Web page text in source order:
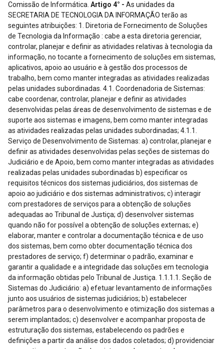
Comissão de Informática. Artigo 4° - As unidades da SECRETARIA DE TECNOLOGIA DA INFORMAÇÃO terão as seguintes atribuições: 1. Diretoria de Fornecimento de Soluções de Tecnologia da Informação : cabe a esta diretoria gerenciar, controlar, planejar e definir as atividades relativas à tecnologia da informação, no tocante a fornecimento de soluções em sistemas, aplicativos, apoio ao usuário e à gestão dos processos de trabalho, bem como manter integradas as atividades realizadas pelas unidades subordinadas. 4.1. Coordenadoria de Sistemas: cabe coordenar, controlar, planejar e definir as atividades desenvolvidas pelas áreas de desenvolvimento de sistemas e de suporte aos sistemas e imagens, bem como manter integradas as atividades realizadas pelas unidades subordinadas; 4.1.1. Serviço de Desenvolvimento de Sistemas: a) controlar, planejar e definir as atividades desenvolvidas pelas seções de sistemas do Judiciário e de Apoio, bem como manter integradas as atividades realizadas pelas unidades subordinadas b) especificar os requisitos técnicos dos sistemas judiciários, dos sistemas de apoio ao judiciário e dos sistemas administrativos; c) interagir com prestadores de serviços para a obtenção de soluções adequadas ao Tribunal de Justiça; d) desenvolver sistemas quando não for possível a obtenção de soluções externas; e) elaborar, manter e controlar a documentação técnica e de uso dos sistemas, bem como obter documentação técnica dos prestadores de serviço; f) determinar o padrão, examinar e garantir a qualidade e a integridade das soluções em tecnologia da informação obtidas pelo Tribunal de Justiça. 1.1.1.1. Seção de Sistemas do Judiciário: a) efetuar levantamento de informações junto aos usuários de sistemas judiciários; b) estabelecer parâmetros para o desenvolvimento e otimização dos sistemas a serem implantados; c) desenvolver e acompanhar proposta de estruturação dos sistemas, estabelecendo os padrões e definições a partir da análise dos dados coletados; d) providenciar e garantir a manutenção dos sistemas decorrentes de modificações legais, incorporação de novas funcionalidades ou adoção de recursos tecnológicos inovadores; e) observar e acompanhar as condições e prazos estabelecidos para a execução dos trabalhos; f) analisar mudanças e melhorias nos softwares fornecidos pelos prestadores de serviços/fabricantes e determinar seu impacto nos sistemas de produção existentes; g) participar de estudo de viabilidade, definição de objetos e especificações de plano de desenvolvimento, operação, manutenção, eficiência e racionalização de sistemas. 1.1.1.2. Seção de Sistemas de Apoio: a) efetuar levantamento de informações junto aos usuários de sistemas de apoio administrativo e financeiro; b) executar as atividades descritas no item 1.1.1.1, alíneas b a f; 1.1.2. Serviço de Suporte aos Sistemas e Imagens: cabe controlar, planejar e definir as atividades desenvolvidas pelas seções de suporte aos sistemas e imagens, bem como manter integradas as atividades realizadas pelas unidades subordinadas; 1.1.2.1. Seção de Suporte aos Sistemas: a) estabelecer regras de segurança e integridade para os sistemas; b) executar rotinas operacionais no âmbito do Tribunal de Justiça; c) definir normas e padrões tecnológicos para a especificação, implementação, homologação, integração, bem como a manutenção, operação e aquisição de sistemas informatizados; d) fornecer apoio tecnológico para todas as unidades do Tribunal de Justiça; e) elaborar manuais de utilização e operação dos sistemas em desenvolvimento; f) especificar e/ou elaborar o conteúdo de cursos e realizar diretamente ou através de terceiros, treinamentos em sistemas corporativos, softwares e hardwares, em conjunto com a Secretaria de Recursos Humanos, Diretoria de desenvolvimento de recursos humanos, coordenadoria de capacitação e banco de talentos; g) acompanhar, orientar e assessorar as unidades do Tribunal de Justiça na efetiva implantação de normas e padrões técnicos definidos pela Secretaria; h) definir, implementar e atualizar a política de segurança da informação no âmbito de sua atuação; i) realizar auditorias periódicas de segurança da informação no âmbito de sua atuação. 1.1.2.2. Seção de Imagens e Microfilmes: a) definir atividades operacionais relacionadas à digitalização, armazenamento, recuperação e de documentos, estabelecendo padrões e normas; b) definir a centralização ou descentralização de operações típicas de digitalização em conjunto com as áreas envolvidas; c) controlar e manter os acervos digitalizados e microfilmados; d) definir, implementar e atualizar a política de segurança da informação no âmbito de sua atuação; e) realizar auditorias periódicas de segurança da informação no âmbito de sua atuação. 1.2. Coordenadoria de Apoio Operacional: a) coordenar, controlar, planejar e definir as atividades desenvolvidas pelas áreas de suporte a rede e de apoio ao usuário, bem como manter integradas as atividades realizadas pelas unidades subordinadas; b) implantar e manter o sistema de atendimento ao usuário nos termos das propostas de melhoria do projeto de modernização do Tribunal. 1.2.1. Serviço de Suporte a Rede: a) administrar o "ambiente Internet" do Tribunal de Justiça, oferecendo acesso às informações, dentro dos padrões de qualidade, confiabilidade, segurança e integridade; b) administrar o "ambiente Intranet" do Tribunal de Justiça, oferecendo condições técnicas para a obtenção de informações e serviços relevantes; c) definir, implementar e atualizar a política de segurança da informação, no âmbito de sua atuação; d) administrar a infra-estrutura de rede local e de longa distância do Tribunal de Justiça; e) realizar auditorias periódicas de segurança da informação no âmbito de sua atuação; f) gerenciar todas as atividades relacionadas à conectividade: Redes Locais, Distribuídas e Comunicação de Dados via "Internet", "Intranet", Telecomunicações, Teleprocessamento, bem como o gerenciamento dos "servidores centrais - equipamentos" e ambientes operacionais; g) gerenciar o desenvolvimento dos projetos de rede, bem como administrar, instalar e configurar redes, tanto na parte lógica (softwares de rede) quanto na parte física (placas, cabeamento e infra-estrutura); 1.2.2. Serviço de Apoio ao Usuário: a) controlar, planejar e definir as atividades desenvolvidas pelas seções de apoio aos usuários administrativos e judiciários 1ª e 2ª Instâncias, bem como manter integradas as atividades realizadas pelas unidades subordinadas; b) controlar o atendimento nos serviços de suporte ao usuário; c) fornecer suporte técnico aos usuários nas soluções tecnológicas oferecidas; d) manter mecanismos de atendimento para manutenção de equipamentos, distribuição e instalação de programas; e) dar suporte aos usuários nos serviços de teleprocessamento, "Internet", "Intranet", esclarecendo dúvidas e resolvendo problemas; f) realizar abertura de chamadas técnicas dos usuários e o registro de ocorrências, via telefone ou via e-mail, e controlá-las em sistema próprio; g) manter controle, em conjunto com o serviços de administração de contratos, sobre equipamentos em garantia; h) analisar a viabilidade técnica e financeira e decidir sobre da execução de manutenção em equipamentos fora da garantia. 1.2.2.1. Seção de Apoio aos Usuários Administrativos e Judiciários - 2ª Instância: a) dar suporte aos usuários na operação de computadores, utilização de redes locais e de sistemas, esclarecendo dúvidas e resolvendo problemas; b) controlar os "servidores - equipamentos" utilizados em prédios e administrar os serviços a eles relativos - controle de usuários, rede, acessos e sistema operacional; c) controlar as estações de trabalho utilizados em prédios e administrar os serviços a eles relativos; d) Apoiar o processo de utilização da "Internet" e "Intranet"; e) analisar e decidir tecnicamente sobre a viabilidade de conserto de equipamentos; f) executar ou promover as atividades de manutenções preventivas e corretivas necessárias à conservação dos equipamentos e outros materiais utilizados na sua área de atuação; g) instalar, manter e prestar suporte ao uso de software básico; h) zelar pela guarda, conservação e limpeza dos equipamentos e materiais utilizados na sua área de atuação. 1.2.2.2 Seção de Apoio aos Usuários Administrativos e Judiciários - 1ª Instância: a) exercer atividades descritas no item 1.2.2.1 nas localidades onde houver equipe própria da Secretaria da Tecnologia da Informação; b) nas localidades onde o primeiro atendimento for de responsabilidade de servidores da administração dos prédios, as atividades da seção serão: b1) dar a orientação e capacitação necessária para os servidores responsáveis pelo atendimento para que eles trabalhem de forma padronizada e atendam os procedimentos estabelecidos para essa operação; b2) dar suporte aos servidores responsáveis pelo atendimento na solução de problemas na operação de computadores, utilização de redes locais e de sistemas; b3) manter cadastro de equipamentos de Tecnologia da Informação utilizados em todas as instalações e locais, interagindo com Serviço de Controle de Recursos de Tecnologia da Informação; b4) acompanhar as demandas não solucionados pelos responsáveis pelo atendimento e encaminhadas para soluçãoem áreas da Secretaria de Tecnologia de Informação ou de prestadores de serviços autorizados; b5) definir, implementar e atualizar a política de segurança da informação no âmbito de sua atuação; b6) realizar auditorias periódicas de segurança da informação, no âmbito de sua atuação. 1.3. Coordenadoria de Gestão dos Processos de Trabalho: a) analisar os processos de trabalho das áreas do Tribunal de Justiça, visando adequar os sistemas computadorizados ou não, propondo adoção de rotinas, estimando a necessidade de recursos humanos e materiais e, principalmente, procurando melhorias no processo; b) manter documentação técnica dos processos de trabalho das áreas administrativas, financeiras e jurisdicionais de 1ª Instância e 2ª Instância do Tribunal de Justiça